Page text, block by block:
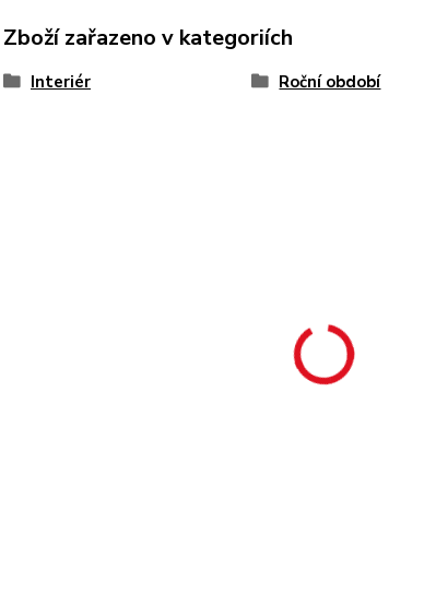
Zboží zařazeno v kategoriích
Interiér Roční období